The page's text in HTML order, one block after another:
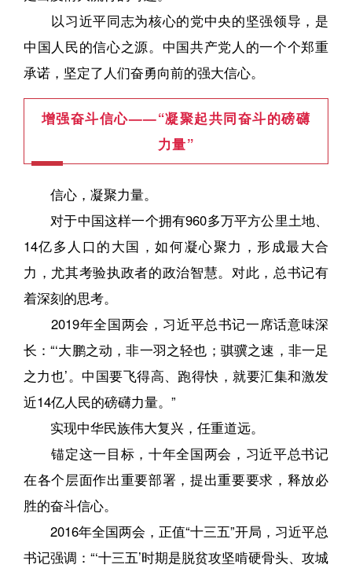
以习近平同志为核心的党中央的坚强领导，是
中国人民的信心之源。中国共产党人的一个个郑重
承诺，坚定了人们奋勇向前的强大信心。
增强奋斗信心——“凝聚起共同奋斗的磅礴
力量”
信心，凝聚力量。
对于中国这样一个拥有960多万平方公里土地、
14亿多人口的大国，如何凝心聚力，形成最大合
力，尤其考验执政者的政治智慧。对此，总书记有
着深刻的思考。
2019年全国两会，习近平总书记一席话意味深
长：“‘大鹏之动，非一羽之轻也；骐骥之速，非一足
之力也’。中国要飞得高、跑得快，就要汇集和激发
近14亿人民的磅礴力量。”
实现中华民族伟大复兴，任重道远。
锚定这一目标，十年全国两会，习近平总书记
在各个层面作出重要部署，提出重要要求，释放必
胜的奋斗信心。
2016年全国两会，正值“十三五”开局，习近平总
书记强调：“‘十三五’时期是脱贫攻坚啃硬骨头、攻城